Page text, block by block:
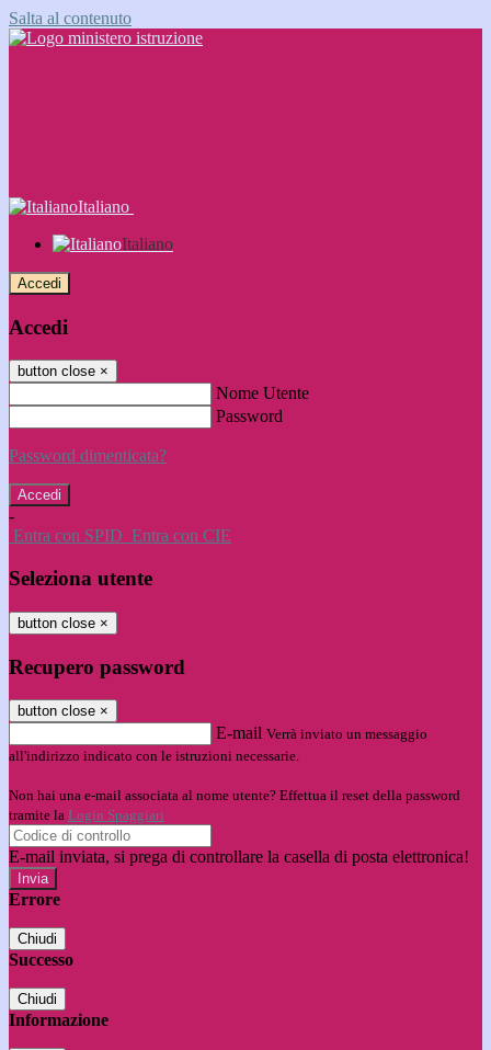
Salta al contenuto
Italiano
Italiano
Accedi
Accedi
button close ×
Nome Utente
Password
Password dimenticata?
-
Entra con SPID Entra con CIE
Seleziona utente
button close ×
Recupero password
button close ×
E-mail Verrà inviato un messaggio
all'indirizzo indicato con le istruzioni necessarie.
Non hai una e-mail associata al nome utente? Effettua il reset della password
tramite la Login Spaggiari
E-mail inviata, si prega di controllare la casella di posta elettronica!
Errore
Chiudi
Successo
Chiudi
Informazione